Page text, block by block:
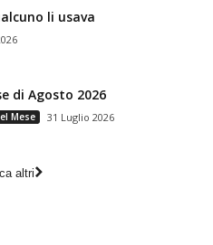
li usava
di Agosto 2026
Mese 31 Luglio 2026
altri